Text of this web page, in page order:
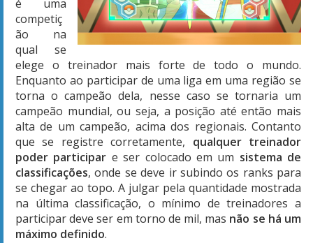
é uma
competiç
ão na
qual se
elege o treinador mais forte de todo o mundo.
Enquanto ao participar de uma liga em uma região se
torna o campeão dela, nesse caso se tornaria um
campeão mundial, ou seja, a posição até então mais
alta de um campeão, acima dos regionais. Contanto
que se registre corretamente, qualquer treinador
poder participar e ser colocado em um sistema de
classificações, onde se deve ir subindo os ranks para
se chegar ao topo. A julgar pela quantidade mostrada
na última classificação, o mínimo de treinadores a
participar deve ser em torno de mil, mas não se há um
máximo definido.